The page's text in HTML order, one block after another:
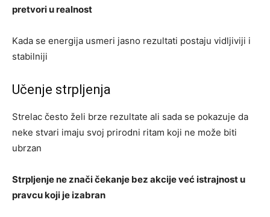
pretvori u realnost
Kada se energija usmeri jasno rezultati postaju vidljiviji i
stabilniji
Učenje strpljenja
Strelac često želi brze rezultate ali sada se pokazuje da
neke stvari imaju svoj prirodni ritam koji ne može biti
ubrzan
Strpljenje ne znači čekanje bez akcije već istrajnost u
pravcu koji je izabran